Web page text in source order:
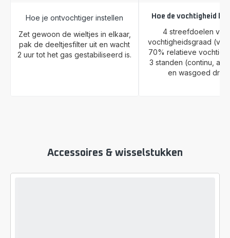
Hoe je ontvochtiger instellen
Zet gewoon de wieltjes in elkaar,
pak de deeltjesfilter uit en wacht
2 uur tot het gas gestabiliseerd is.
Hoe de vochtigheid
4 streefdoelen
vochtigheidsgraad
70% relatieve
3 standen (continu,
en wasgoed
Accessoires & wisselstukken